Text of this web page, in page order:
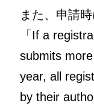
また、申請
「If a
submits
year, all
by their